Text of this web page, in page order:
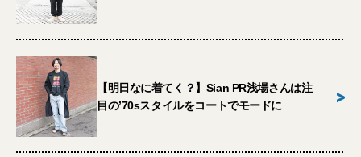
【明日なに着てく？】Sian PR浅場さんは注
目の’70sスタイルをコートでモードに
>